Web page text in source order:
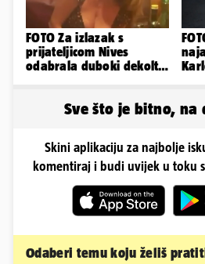
FOTO Za izlazak s
prijateljicom Nives
odabrala duboki dekolte
Sve što je bitno, na
Skini aplikaciju za najbolje
komentiraj i budi uvijek u toku
Odaberi temu koju želiš